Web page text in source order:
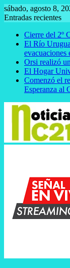
Saltar
al
sábado, agosto 8,
Entradas recientes
Cierre del
El Río
evacuaciones
Orsi realizó
El Hogar
Comenzó el
Esperanza al